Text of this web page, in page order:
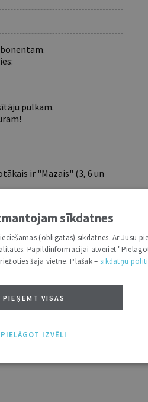
pulkam.
ir "Mazais" (3, 6 un
sīkdatnes
(obligātās) sīkdatnes. Ar Jūsu
Papildinformācijai atveriet
šajā vietnē. Plašāk – sīkdatņu
PIEŅEMT VISAS
PIELĀGOT IZVĒLI